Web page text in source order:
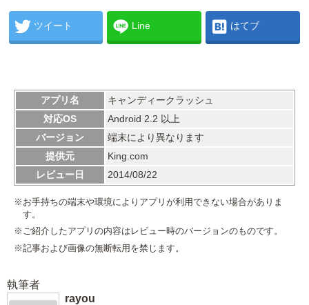
ツイート Line はてブ
アプリ名
キャンディークラッシュ
対応OS
Android 2.2 以上
バージョン
端末により異なります
提供元
King.com
レビュー日
2014/08/22
※お手持ちの端末や環境によりアプリが利用できない場合がありま
す。
※ご紹介したアプリの内容はレビュー時のバージョンのものです。
※記事および画像の無断転用を禁じます。
執筆者
rayou